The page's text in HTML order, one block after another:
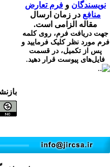
نویسندگان و فرم تعارض
منافع در زمان ارسال
مقاله الزامی است.
جهت دریافت فرم، روی کلمه
فرم مورد نظر کلیک فرمایید و
پس از تکمیل، در قسمت
فایل‌های پیوست قرار دهید.